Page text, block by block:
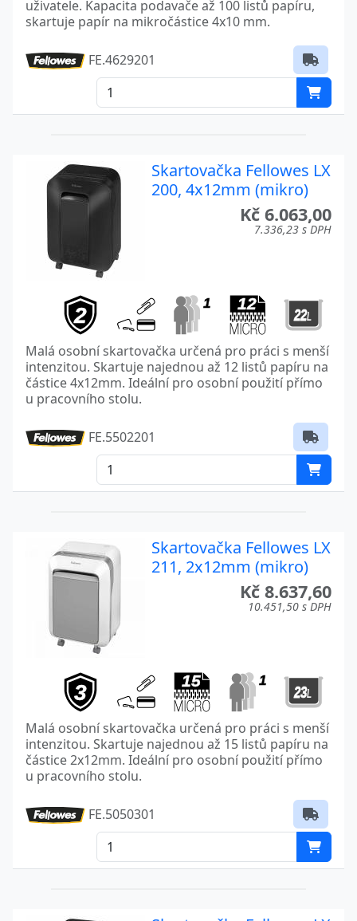
uživatele. Kapacita podavače až 100 listů papíru,
skartuje papír na mikročástice 4x10 mm.
FE.4629201
Skartovačka Fellowes LX
200, 4x12mm (mikro)
Kč 6.063,00
7.336,23 s DPH
Malá osobní skartovačka určená pro práci s menší
intenzitou. Skartuje najednou až 12 listů papíru na
částice 4x12mm. Ideální pro osobní použití přímo
u pracovního stolu.
FE.5502201
Skartovačka Fellowes LX
211, 2x12mm (mikro)
Kč 8.637,60
10.451,50 s DPH
Malá osobní skartovačka určená pro práci s menší
intenzitou. Skartuje najednou až 15 listů papíru na
částice 2x12mm. Ideální pro osobní použití přímo
u pracovního stolu.
FE.5050301